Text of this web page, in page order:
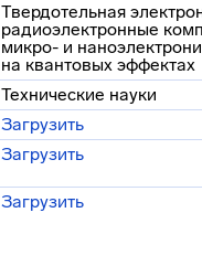
Твердотельная
радиоэлектронные
микро- и
на квантовых эффектах
Технические науки
Загрузить
Загрузить
Загрузить